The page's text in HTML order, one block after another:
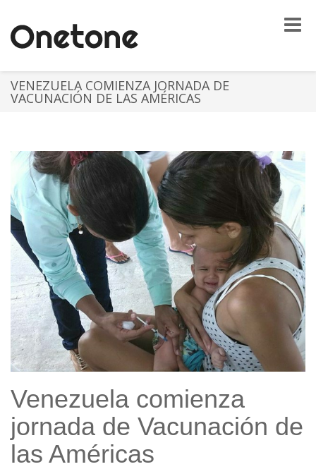
Toggle
VENEZUELA COMIENZA JORNADA DE
VACUNACIÓN DE LAS AMÉRICAS
Venezuela comienza
jornada de Vacunación de
las Américas